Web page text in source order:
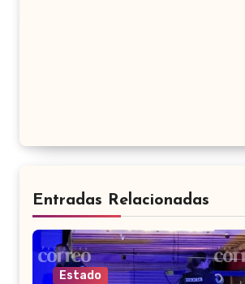
Entradas Relacionadas
Estado